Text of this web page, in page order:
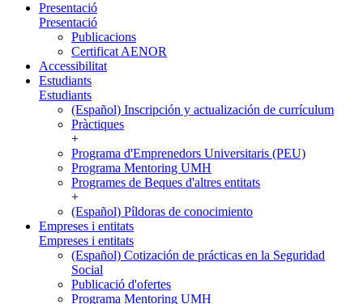
Presentació
Presentació
Publicacions
Certificat AENOR
Accessibilitat
Estudiants
Estudiants
(Español) Inscripción y actualización de currículum
Pràctiques
+
Programa d'Emprenedors Universitaris (PEU)
Programa Mentoring UMH
Programes de Beques d'altres entitats
+
(Español) Píldoras de conocimiento
Empreses i entitats
Empreses i entitats
(Español) Cotización de prácticas en la Seguridad
Social
Publicació d'ofertes
Programa Mentoring UMH